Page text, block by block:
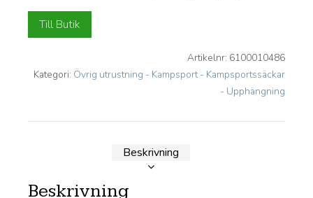
Till Butik
Artikelnr: 6100010486
Kategori: Övrig utrustning - Kampsport - Kampsportssäckar
- Upphängning
Beskrivning
Beskrivning